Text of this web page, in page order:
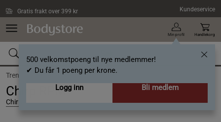
Gratis frakt over 399 kr Kundeservice
Min profil
500 velkomstpoeng til nye medlemmer!
✔ Du får 1 poeng per krone.
Logg inn
Bli medlem
Handlekorg
Trening / Bevegelighet og massasje
Chirp RPM
Chirp